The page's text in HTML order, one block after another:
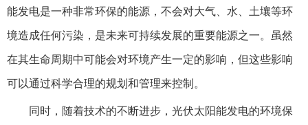
能发电是一种非常环保的能源，不会对大气、水、土壤等环
境造成任何污染，是未来可持续发展的重要能源之一。虽然
在其生命周期中可能会对环境产生一定的影响，但这些影响
可以通过科学合理的规划和管理来控制。
同时，随着技术的不断进步，光伏太阳能发电的环境保